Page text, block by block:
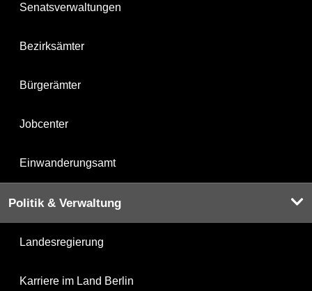
Senatsverwaltungen
Bezirksämter
Bürgerämter
Jobcenter
Einwanderungsamt
Politik & Verwaltung
Landesregierung
Karriere im Land Berlin